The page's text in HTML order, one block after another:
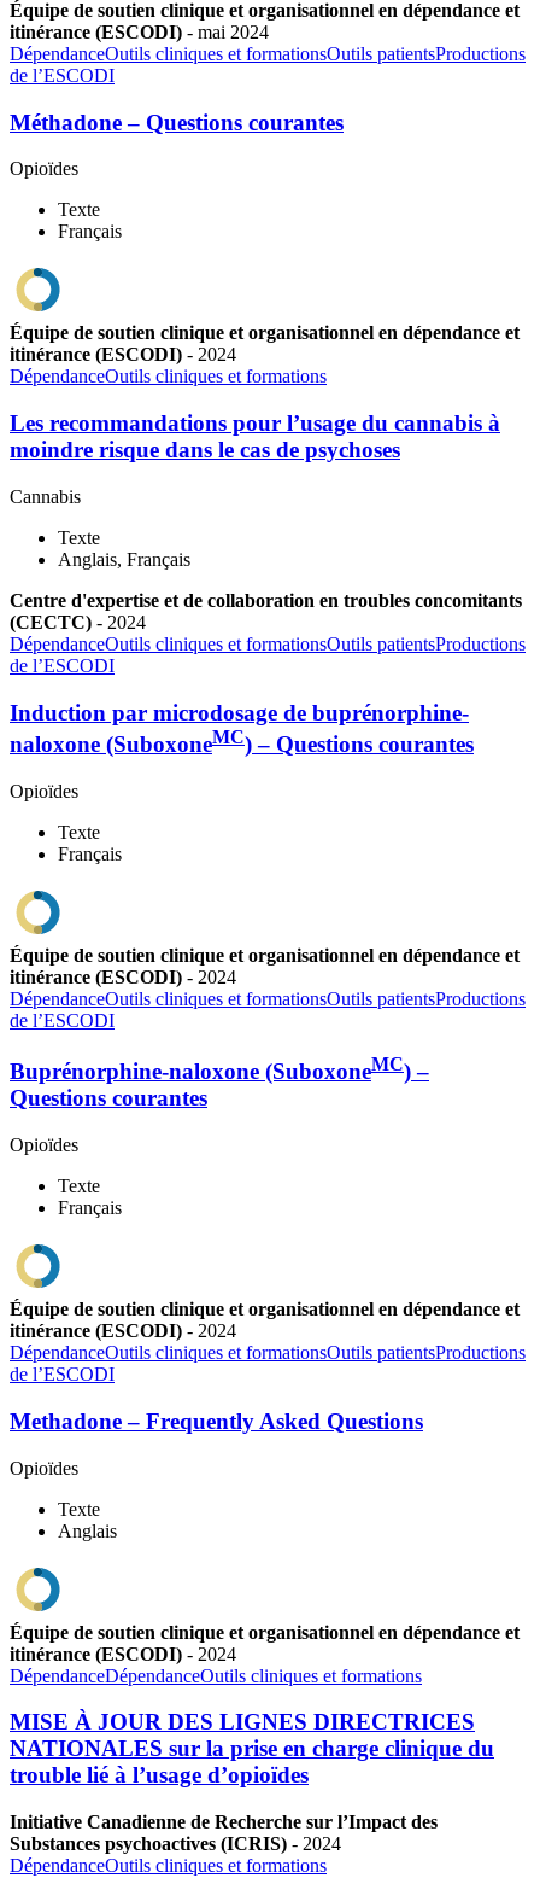
Équipe de soutien clinique et organisationnel en dépendance et
itinérance (ESCODI) - mai 2024
DépendanceOutils cliniques et formationsOutils patientsProductions
de l’ESCODI
Méthadone – Questions courantes
Opioïdes
Texte
Français
Équipe de soutien clinique et organisationnel en dépendance et
itinérance (ESCODI) - 2024
DépendanceOutils cliniques et formations
Les recommandations pour l’usage du cannabis à
moindre risque dans le cas de psychoses
Cannabis
Texte
Anglais, Français
Centre d'expertise et de collaboration en troubles concomitants
(CECTC) - 2024
DépendanceOutils cliniques et formationsOutils patientsProductions
de l’ESCODI
Induction par microdosage de buprénorphine-
naloxone (SuboxoneMC) – Questions courantes
Opioïdes
Texte
Français
Équipe de soutien clinique et organisationnel en dépendance et
itinérance (ESCODI) - 2024
DépendanceOutils cliniques et formationsOutils patientsProductions
de l’ESCODI
Buprénorphine-naloxone (SuboxoneMC) –
Questions courantes
Opioïdes
Texte
Français
Équipe de soutien clinique et organisationnel en dépendance et
itinérance (ESCODI) - 2024
DépendanceOutils cliniques et formationsOutils patientsProductions
de l’ESCODI
Methadone – Frequently Asked Questions
Opioïdes
Texte
Anglais
Équipe de soutien clinique et organisationnel en dépendance et
itinérance (ESCODI) - 2024
DépendanceDépendanceOutils cliniques et formations
MISE À JOUR DES LIGNES DIRECTRICES
NATIONALES sur la prise en charge clinique du
trouble lié à l’usage d’opioïdes
Initiative Canadienne de Recherche sur l’Impact des
Substances psychoactives (ICRIS) - 2024
DépendanceOutils cliniques et formations